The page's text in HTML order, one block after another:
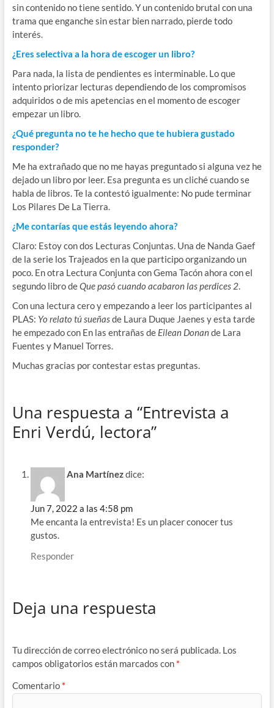
sin contenido no tiene sentido. Y un contenido brutal con una
trama que enganche sin estar bien narrado, pierde todo
interés.
¿Eres selectiva a la hora de escoger un libro?
Para nada, la lista de pendientes es interminable. Lo que
intento priorizar lecturas dependiendo de los compromisos
adquiridos o de mis apetencias en el momento de escoger
empezar un libro.
¿Qué pregunta no te he hecho que te hubiera gustado
responder?
Me ha extrañado que no me hayas preguntado si alguna vez he
dejado un libro por leer. Esa pregunta es un cliché cuando se
habla de libros. Te la contestó igualmente: No pude terminar
Los Pilares De La Tierra.
¿Me contarías que estás leyendo ahora?
Claro: Estoy con dos Lecturas Conjuntas. Una de Nanda Gaef
de la serie los Trajeados en la que participo organizando un
poco. En otra Lectura Conjunta con Gema Tacón ahora con el
segundo libro deQue pasó cuando acabaron las perdices 2.
Con una lectura cero y empezando a leer los participantes al
PLAS: Yo relato tú sueñasde Laura Duque Jaenes y esta tarde
he empezado con En las entrañas de Eilean Donande Lara
Fuentes y Manuel Torres.
Muchas gracias por contestar estas preguntas.
Una respuesta a “Entrevista a
Enri Verdú, lectora”
Ana Martínezdice:
Jun 7, 2022 a las 4:58 pm
Me encanta la entrevista! Es un placer conocer tus
gustos.
Responder
Deja una respuesta
Tu dirección de correo electrónico no será publicada. Los
campos obligatorios están marcados con *
Comentario *